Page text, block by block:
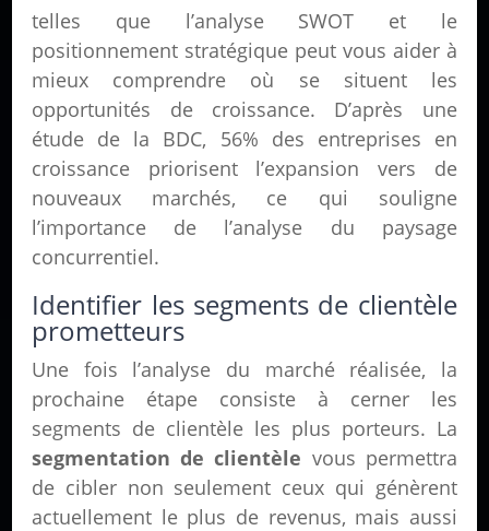
telles que l’analyse SWOT et le
positionnement stratégique peut vous aider à
mieux comprendre où se situent les
opportunités de croissance. D’après une
étude de la BDC, 56% des entreprises en
croissance priorisent l’expansion vers de
nouveaux marchés, ce qui souligne
l’importance de l’analyse du paysage
concurrentiel.
Identifier les segments de clientèle
prometteurs
Une fois l’analyse du marché réalisée, la
prochaine étape consiste à cerner les
segments de clientèle les plus porteurs. La
segmentation de clientèle vous permettra
de cibler non seulement ceux qui génèrent
actuellement le plus de revenus, mais aussi